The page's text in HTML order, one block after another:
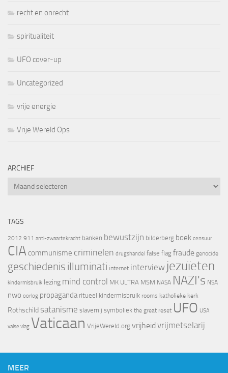
recht en onrecht
spiritualiteit
UFO cover-up
Uncategorized
vrije energie
Vrije Wereld Ops
ARCHIEF
Archief
TAGS
2012 911 anti-zwaartekracht banken bewustzijn bilderberg boek censuur
CIA communisme criminelen drugshandel false flag fraude genocide
geschiedenis illuminati internet interview jezuïeten
kindermisbruik lezing mind control MK ULTRA MSM NASA NAZI's NSA
nwo oorlog propaganda ritueel kindermisbruik rooms katholieke kerk
Rothschild satanisme slavernij symboliek the great reset UFO USA
valse vlag Vaticaan VrijeWereld.org vrijheid vrijmetselarij
MEER